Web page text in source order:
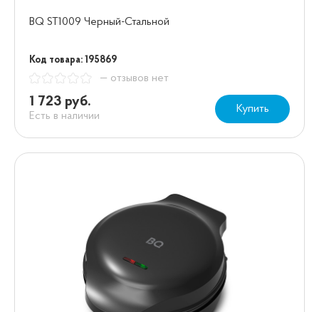
BQ ST1009 Черный-Стальной
Код товара: 195869
— отзывов нет
1 723 руб.
Есть в наличии
Купить